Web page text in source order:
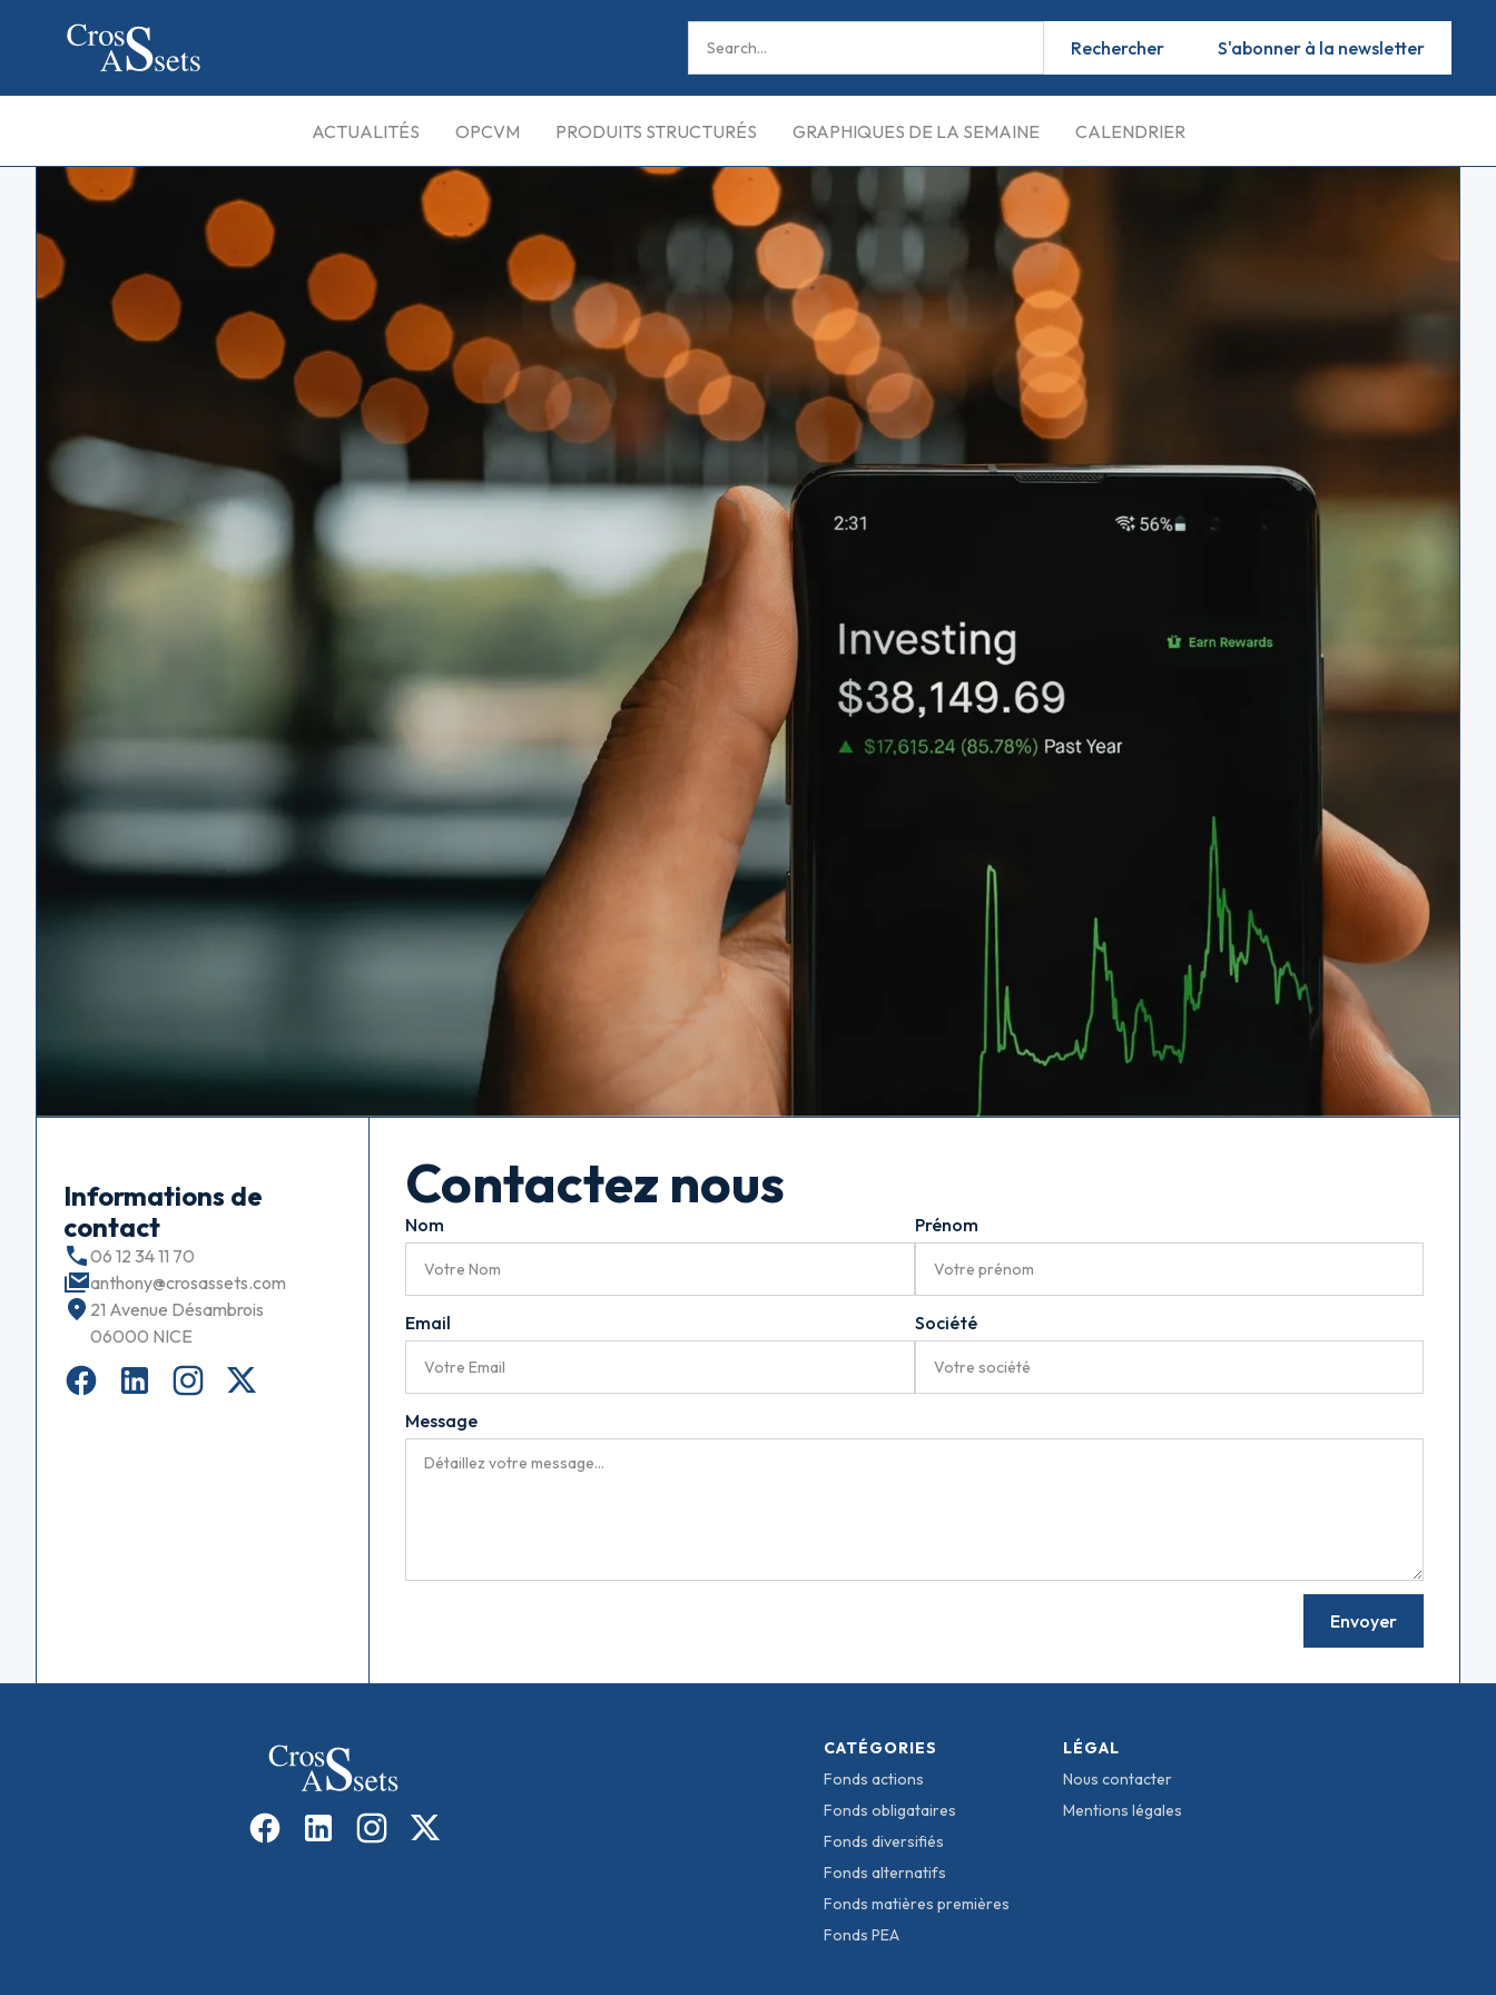
S'abonner à la newsletter
ACTUALITÉS OPCVM PRODUITS STRUCTURÉS GRAPHIQUES DE LA SEMAINE CALENDRIER
Informations de
contact
06 12 34 11 70
anthony@crosassets.com
21 Avenue Désambrois
06000 NICE
Contactez nous
Nom Prénom
Email Société
Message
CATÉGORIES
Fonds actions
Fonds obligataires
Fonds diversifiés
Fonds alternatifs
Fonds matières premières
Fonds PEA
LÉGAL
Nous contacter
Mentions légales